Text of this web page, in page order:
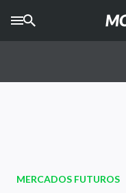
AGROTIMES
Newsletters
MERCADOS FUTUROS